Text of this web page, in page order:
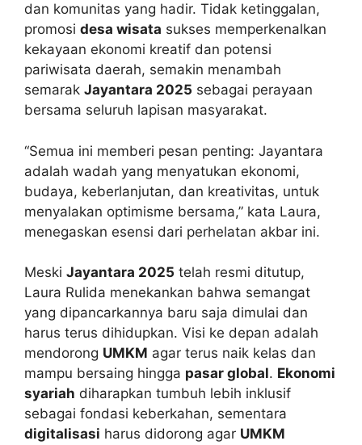
dan komunitas yang hadir. Tidak ketinggalan,
promosi desa wisata sukses memperkenalkan
kekayaan ekonomi kreatif dan potensi
pariwisata daerah, semakin menambah
semarak Jayantara 2025 sebagai perayaan
bersama seluruh lapisan masyarakat.
“Semua ini memberi pesan penting: Jayantara
adalah wadah yang menyatukan ekonomi,
budaya, keberlanjutan, dan kreativitas, untuk
menyalakan optimisme bersama,” kata Laura,
menegaskan esensi dari perhelatan akbar ini.
Meski Jayantara 2025 telah resmi ditutup,
Laura Rulida menekankan bahwa semangat
yang dipancarkannya baru saja dimulai dan
harus terus dihidupkan. Visi ke depan adalah
mendorong UMKM agar terus naik kelas dan
mampu bersaing hingga pasar global. Ekonomi
syariah diharapkan tumbuh lebih inklusif
sebagai fondasi keberkahan, sementara
digitalisasi harus didorong agar UMKM